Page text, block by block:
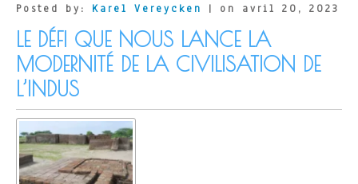
Posted by: Karel Vereycken | on avril 20, 2023
LE DÉFI QUE NOUS LANCE LA
MODERNITÉ DE LA CIVILISATION DE
L’INDUS